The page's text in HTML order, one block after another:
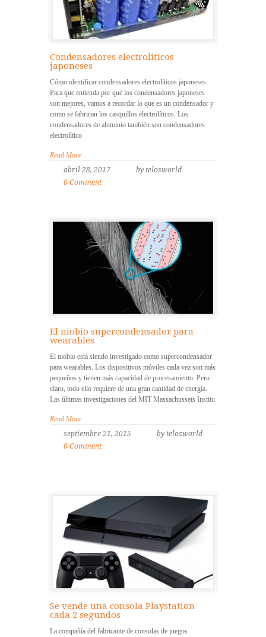
Condensadores electrolíticos
japoneses
Cómo identificar condensadores electrolíticos japoneses.
Para que entienda por qué los condensadores japoneses
son mejores, vamos a recordar lo que es un condensador y
como se fabrican los casquillos electrolíticos. Los
condensadores de aluminio también son condensadores
electrolítico
Read More
abril 28, 2017
by telosworld
0 Comment
El niobio supercondensador para
wearables
El niobio está siendo investigado como supercondensador
para wearables. Los dispositivos móviles cada vez son más
pequeños y tienen más capacidad de procesamiento. Pero
claro, todo ello requiere de una gran cantidad de energía.
Las últimas investigaciones del MIT Massachussets Institu
Read More
septiembre 21, 2015
by telosworld
0 Comment
Se vende una consola Playstation
cada 2 segundos
La compañía del fabricante de consolas de juegos